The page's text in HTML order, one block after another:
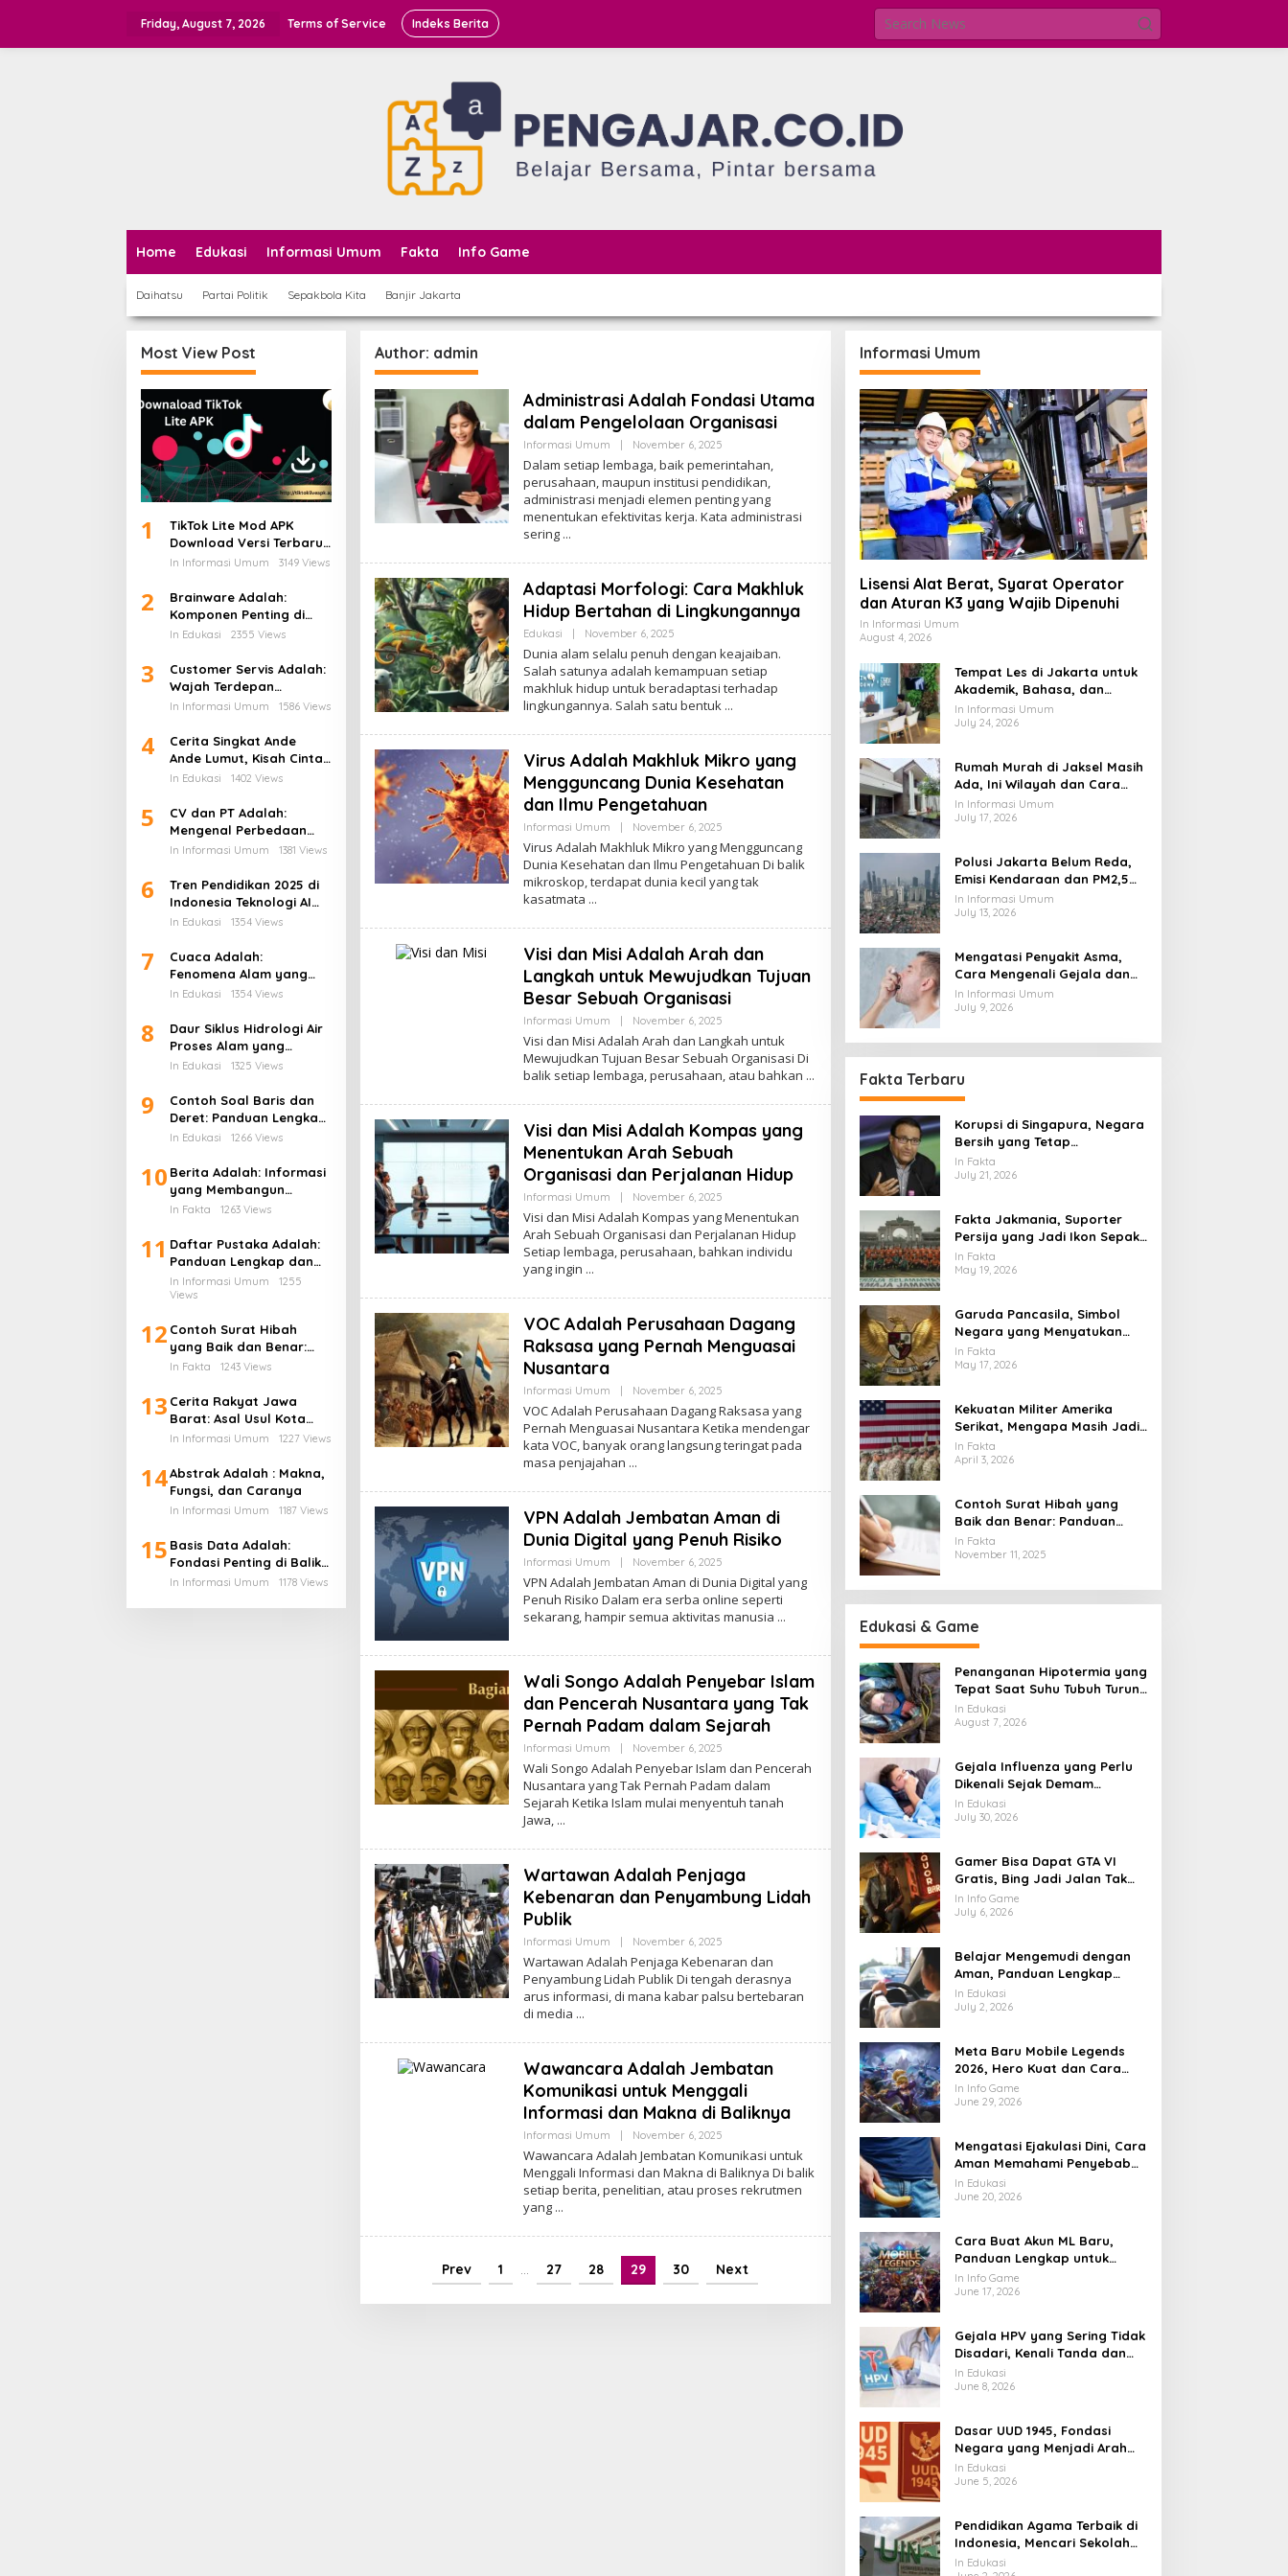
Friday, August 7, 2026 Terms of Service Indeks Berita
Home Edukasi Informasi Umum Fakta Info Game
Daihatsu Partai Politik Sepakbola Kita Banjir Jakarta
Most View Post
1
TikTok Lite Mod APK
Download Versi Terbaru
Tanpa Iklan: Aplikasi
Jadi Perbincangan
In Informasi Umum 3149 Views
2
Brainware Adalah:
Komponen Penting di
Balik Kecanggihan Dunia
In Edukasi 2355 Views
3
Customer Servis Adalah:
Wajah Terdepan
Perusahaan dalam
Kepercayaan Pelanggan
In Informasi Umum 1586 Views
4
Cerita Singkat Ande
Ande Lumut, Kisah Cinta
dan Kesetiaan dari
In Edukasi 1402 Views
5
CV dan PT Adalah:
Mengenal Perbedaan
Bentuk Usaha dan
Gaji Karyawan
In Informasi Umum 1381 Views
6
Tren Pendidikan 2025 di
Indonesia Teknologi AI
Kurikulum Baru dan
Sekolah
In Edukasi 1354 Views
7
Cuaca Adalah:
Fenomena Alam yang
Mengatur Ritme
In Edukasi 1354 Views
8
Daur Siklus Hidrologi Air
Proses Alam yang
Menghidupkan Bumi
In Edukasi 1325 Views
9
Contoh Soal Baris dan
Deret: Panduan Lengkap
Barisan Aritmatika dan
In Edukasi 1266 Views
10 Berita Adalah: Informasi
yang Membangun
Kesadaran Publik dan
In Fakta 1263 Views
11 Daftar Pustaka Adalah:
Panduan Lengkap dan
Cara Menulis Daftar
Pustaka dari Ebook PDF
In Informasi Umum
1255
Views
12 Contoh Surat Hibah
yang Baik dan Benar:
Panduan Lengkap untuk
Anak
In Fakta 1243 Views
13 Cerita Rakyat Jawa
Barat: Asal Usul Kota
Bandung dan Kisah
yang Indah
In Informasi Umum 1227 Views
14Abstrak Adalah : Makna,
Fungsi, dan Caranya
In Informasi Umum 1187 Views
15 Basis Data Adalah:
Fondasi Penting di Balik
Dunia Digital Modern
In Informasi Umum 1178 Views
Author: admin
Administrasi Adalah Fondasi Utama
dalam Pengelolaan Organisasi
Informasi Umum November 6, 2025By
Dalam setiap lembaga, baik pemerintahan,
perusahaan, maupun institusi pendidikan,
administrasi menjadi elemen penting yang
menentukan efektivitas kerja. Kata administrasi
sering
Adaptasi Morfologi: Cara Makhluk
Hidup Bertahan di Lingkungannya
Edukasi November 6, 2025By
Dunia alam selalu penuh dengan keajaiban.
Salah satunya adalah kemampuan setiap
makhluk hidup untuk beradaptasi terhadap
lingkungannya. Salah satu bentuk
Virus Adalah Makhluk Mikro yang
Mengguncang Dunia Kesehatan
dan Ilmu Pengetahuan
Informasi Umum November 6, 2025By
Virus Adalah Makhluk Mikro yang Mengguncang
Dunia Kesehatan dan Ilmu Pengetahuan Di balik
mikroskop, terdapat dunia kecil yang tak
kasatmata
Visi dan Misi Adalah Arah dan
Langkah untuk Mewujudkan Tujuan
Besar Sebuah Organisasi
Informasi Umum November 6, 2025By
Visi dan Misi Adalah Arah dan Langkah untuk
Mewujudkan Tujuan Besar Sebuah Organisasi Di
balik setiap lembaga, perusahaan, atau bahkan
Visi dan Misi Adalah Kompas yang
Menentukan Arah Sebuah
Organisasi dan Perjalanan Hidup
Informasi Umum November 6, 2025By
Visi dan Misi Adalah Kompas yang Menentukan
Arah Sebuah Organisasi dan Perjalanan Hidup
Setiap lembaga, perusahaan, bahkan individu
yang ingin
VOC Adalah Perusahaan Dagang
Raksasa yang Pernah Menguasai
Nusantara
Informasi Umum November 6, 2025By
VOC Adalah Perusahaan Dagang Raksasa yang
Pernah Menguasai Nusantara Ketika mendengar
kata VOC, banyak orang langsung teringat pada
masa penjajahan
VPN Adalah Jembatan Aman di
Dunia Digital yang Penuh Risiko
Informasi Umum November 6, 2025By
VPN Adalah Jembatan Aman di Dunia Digital yang
Penuh Risiko Dalam era serba online seperti
sekarang, hampir semua aktivitas manusia
Wali Songo Adalah Penyebar Islam
dan Pencerah Nusantara yang Tak
Pernah Padam dalam Sejarah
Informasi Umum November 6, 2025By
Wali Songo Adalah Penyebar Islam dan Pencerah
Nusantara yang Tak Pernah Padam dalam
Sejarah Ketika Islam mulai menyentuh tanah
Jawa,
Wartawan Adalah Penjaga
Kebenaran dan Penyambung Lidah
Publik
Informasi Umum November 6, 2025By
Wartawan Adalah Penjaga Kebenaran dan
Penyambung Lidah Publik Di tengah derasnya
arus informasi, di mana kabar palsu bertebaran
di media
Wawancara Adalah Jembatan
Komunikasi untuk Menggali
Informasi dan Makna di Baliknya
Informasi Umum November 6, 2025By
Wawancara Adalah Jembatan Komunikasi untuk
Menggali Informasi dan Makna di Baliknya Di balik
setiap berita, penelitian, atau proses rekrutmen
yang
Prev 1 … 27 28 29 30 Next
Informasi Umum
Lisensi Alat Berat, Syarat Operator
dan Aturan K3 yang Wajib Dipenuhi
In Informasi Umum
August 4, 2026
Tempat Les di Jakarta untuk
Akademik, Bahasa, dan
Keterampilan Anak
In Informasi Umum
July 24, 2026
Rumah Murah di Jaksel Masih
Ada, Ini Wilayah dan Cara
Membelinya
In Informasi Umum
July 17, 2026
Polusi Jakarta Belum Reda,
Emisi Kendaraan dan PM2,5
Jadi Sorotan
In Informasi Umum
July 13, 2026
Mengatasi Penyakit Asma,
Cara Mengenali Gejala dan
Menjaga Napas Tetap
Terkendali
In Informasi Umum
July 9, 2026
Fakta Terbaru
Korupsi di Singapura, Negara
Bersih yang Tetap
Menghadapi Ujian Integritas
In Fakta
July 21, 2026
Fakta Jakmania, Suporter
Persija yang Jadi Ikon Sepak
Bola Ibu Kota
In Fakta
May 19, 2026
Garuda Pancasila, Simbol
Negara yang Menyatukan
Banyak Wajah Indonesia
In Fakta
May 17, 2026
Kekuatan Militer Amerika
Serikat, Mengapa Masih Jadi
Acuan Dunia
In Fakta
April 3, 2026
Contoh Surat Hibah yang
Baik dan Benar: Panduan
Lengkap untuk Hibah dari
Orang Tua ke Anak
In Fakta
November 11, 2025
Edukasi & Game
Penanganan Hipotermia yang
Tepat Saat Suhu Tubuh Turun
Secara Berbahaya
In Edukasi
August 7, 2026
Gejala Influenza yang Perlu
Dikenali Sejak Demam
Mendadak Muncul
In Edukasi
July 30, 2026
Gamer Bisa Dapat GTA VI
Gratis, Bing Jadi Jalan Tak
Terduga
In Info Game
July 6, 2026
Belajar Mengemudi dengan
Aman, Panduan Lengkap
agar Lebih Percaya Diri di
Jalan
In Edukasi
July 2, 2026
Meta Baru Mobile Legends
2026, Hero Kuat dan Cara
Main yang Mulai Berubah
In Info Game
June 29, 2026
Mengatasi Ejakulasi Dini, Cara
Aman Memahami Penyebab
dan Langkah Penanganannya
In Edukasi
June 20, 2026
Cara Buat Akun ML Baru,
Panduan Lengkap untuk
Pemain yang Ingin Masuk
Land of Dawn
In Info Game
June 17, 2026
Gejala HPV yang Sering Tidak
Disadari, Kenali Tanda dan
Risikonya Sejak Awal
In Edukasi
June 8, 2026
Dasar UUD 1945, Fondasi
Negara yang Menjadi Arah
Hidup Berbangsa
In Edukasi
June 5, 2026
Pendidikan Agama Terbaik di
Indonesia, Mencari Sekolah
Iman yang Membentuk Akhlak
In Edukasi